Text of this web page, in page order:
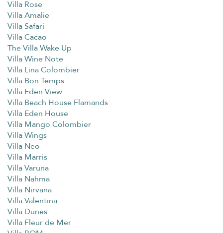
Villa Rose
Villa Amalie
Villa Safari
Villa Cacao
The Villa Wake Up
Villa Wine Note
Villa Lina Colombier
Villa Bon Temps
Villa Eden View
Villa Beach House Flamands
Villa Eden House
Villa Mango Colombier
Villa Wings
Villa Neo
Villa Marris
Villa Varuna
Villa Nahma
Villa Nirvana
Villa Valentina
Villa Dunes
Villa Fleur de Mer